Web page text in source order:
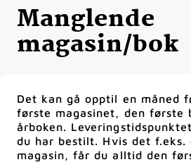
Manglende
magasin/bok
Det kan gå opptil en måned
første magasinet, den første
årboken.
du har bestilt. Hvis det f.eks.
magasin, får du alltid den